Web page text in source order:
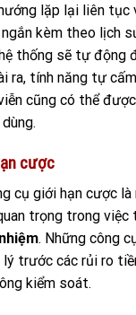
lặp lại liên tục
kèm theo lịch
thống sẽ tự động
ra, tính năng tự
cũng có thể
cược
cụ giới hạn cược
trọng trong việc
. Những công
lý trước các rủi ro
kiểm soát.